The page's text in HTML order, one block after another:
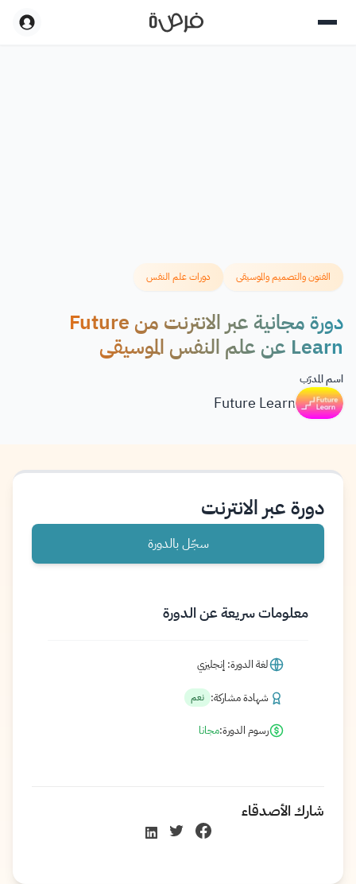
الفنون والتصميم والموسيقى دورات علم النفس
دورة مجانية عبر الانترنت من Future
Learn عن علم النفس الموسيقي
اسم المدرّب
Future Learn
دورة عبر الانترنت
سجّل بالدورة
معلومات سريعة عن الدورة
لغة الدورة: إنجليزي
شهادة مشاركة: نعم
رسوم الدورة:مجانا
شارك الأصدقاء